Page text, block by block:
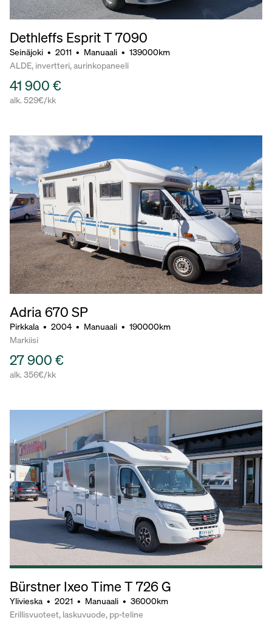
Dethleffs Esprit T 7090
Seinäjoki • 2011 • Manuaali • 139000km
ALDE, invertteri, aurinkopaneeli
41 900 €
alk. 529€/kk
Adria 670 SP
Pirkkala • 2004 • Manuaali • 190000km
Markiisi
27 900 €
alk. 356€/kk
Bürstner Ixeo Time T 726 G
Ylivieska • 2021 • Manuaali • 36000km
Erillisvuoteet, laskuvuode, pp-teline